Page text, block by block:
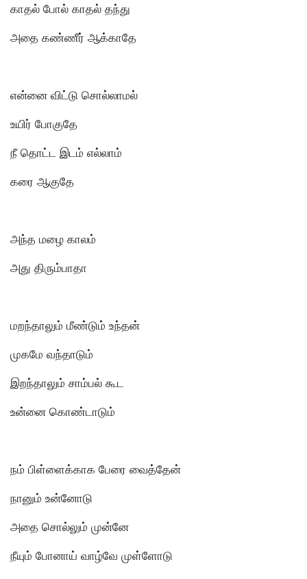
காதல் போல் காதல் தந்து
அதை கண்ணீர் ஆக்காதே
என்னை விட்டு சொல்லாமல்
உயிர் போகுதே
நீ தொட்ட இடம் எல்லாம்
கரை ஆகுதே
அந்த மழை காலம்
அது திரும்பாதா
மறந்தாலும் மீண்டும் உந்தன்
முகமே வந்தாடும்
இறந்தாலும் சாம்பல் கூட
உன்னை கொண்டாடும்
நம் பிள்ளைக்காக பேரை வைத்தேன்
நானும் உன்னோடு
அதை சொல்லும் முன்னே
நீயும் போனாய் வாழ்வே முள்ளோடு